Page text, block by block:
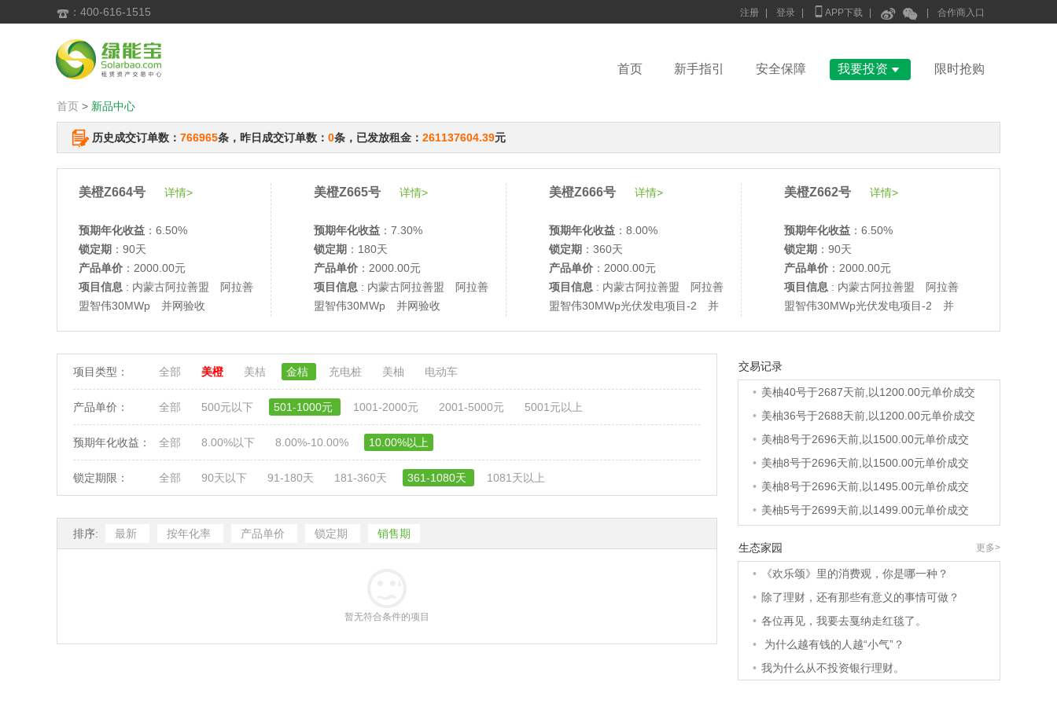
 ：400-616-1515 注册 登录  APP下载   合作商入口
首页 新手指引 安全保障 我要投资  限时抢购
首页 > 新品中心
历史成交订单数： 766965条，昨日成交订单数： 0条，已发放租金： 261137604.39元
美橙Z664号 详情>
预期年化收益 ：6.50%
锁定期 ：90天
产品单价 ：2000.00元
项目信息 : 内蒙古阿拉善盟 阿拉善
盟智伟30MWp 并网验收
美橙Z665号 详情>
预期年化收益 ：7.30%
锁定期 ：180天
产品单价 ：2000.00元
项目信息 : 内蒙古阿拉善盟 阿拉善
盟智伟30MWp 并网验收
美橙Z666号 详情>
预期年化收益 ：8.00%
锁定期 ：360天
产品单价 ：2000.00元
项目信息 : 内蒙古阿拉善盟 阿拉善
盟智伟30MWp光伏发电项目-2 并
美橙Z662号 详情>
预期年化收益 ：6.50%
锁定期 ：90天
产品单价 ：2000.00元
项目信息 : 内蒙古阿拉善盟 阿拉善
盟智伟30MWp光伏发电项目-2 并
项目类型： 全部 美橙 美桔 金桔 充电桩 美柚 电动车
产品单价： 全部 500元以下 501-1000元 1001-2000元 2001-5000元 5001元以上
预期年化收益： 全部 8.00%以下 8.00%-10.00% 10.00%以上
锁定期限： 全部 90天以下 91-180天 181-360天 361-1080天 1081天以上
排序: 最新 按年化率 产品单价 锁定期 销售期
暂无符合条件的项目
交易记录
• 美柚6号于2687天前,以1200.00元单价成交
• 美柚40号于2687天前,以1200.00元单价成交
• 美柚36号于2688天前,以1200.00元单价成交
• 美柚8号于2696天前,以1500.00元单价成交
• 美柚8号于2696天前,以1500.00元单价成交
• 美柚8号于2696天前,以1495.00元单价成交
• 美柚5号于2699天前,以1499.00元单价成交
•
美柚5号于2700天前,以1499.00元单价成交
美柚3号于2700天前,以1500.00元单价成交
美柚38号于2701天前,以1500.00元单价成交
美柚20号于2715天前,以1495.00元单价成交
美柚38号于2718天前,以1500.00元单价成交
美柚10号于2718天前,以2000.00元单价成交
生态家园 更多>
•
《欢乐颂》里的消费观，你是哪一种？
• 除了理财，还有那些有意义的事情可做？
• 各位再见，我要去戛纳走红毯了。
•
为什么越有钱的人越“小气”？
• 我为什么从不投资银行理财。